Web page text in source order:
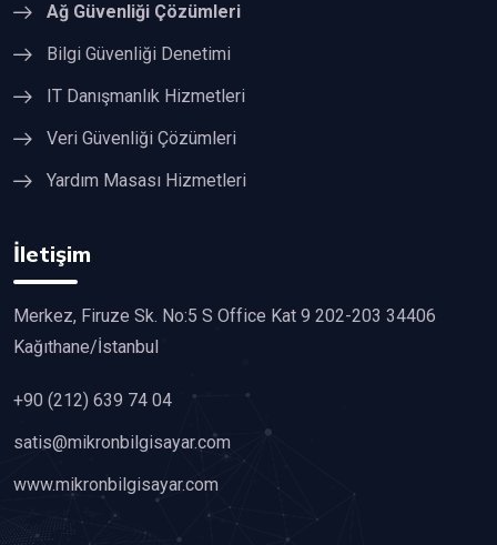
Ağ Güvenliği Çözümleri
Bilgi Güvenliği Denetimi
IT Danışmanlık Hizmetleri
Veri Güvenliği Çözümleri
Yardım Masası Hizmetleri
İletişim
Merkez, Firuze Sk. No:5 S Office Kat 9 202-203 34406
Kağıthane/İstanbul
+90 (212) 639 74 04
satis@mikronbilgisayar.com
www.mikronbilgisayar.com